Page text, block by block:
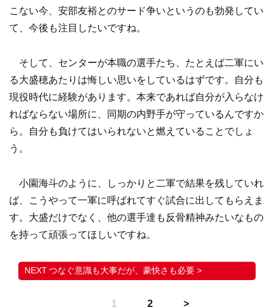
こない今、安部友裕とのサード争いというのも勃発してい
て、今後も注目したいですね。
そして、センターが本職の選手たち、たとえば二軍にい
る大盛穂あたりは悔しい思いをしているはずです。自分も
現役時代に経験があります。本来であれば自分が入らなけ
ればならない場所に、同期の内野手が守っているんですか
ら。自分も負けてはいられないと燃えていることでしょ
う。
小園海斗のように、しっかりと二軍で結果を残していれ
ば、こうやって一軍に呼ばれてすぐ試合に出してもらえま
す。大盛だけでなく、他の選手達も反骨精神みたいなもの
を持って頑張ってほしいですね。
つなぐ意識も大事だが、豪快さも必要 >
1 2